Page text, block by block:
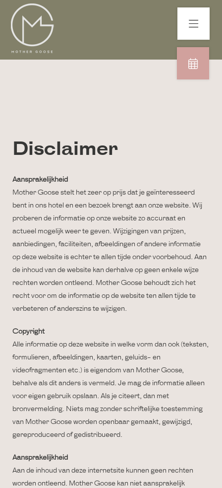
Disclaimer
Aansprakelijkheid
Mother Goose stelt het zeer op prijs dat je geïnteresseerd
bent in ons hotel en een bezoek brengt aan onze website. Wij
proberen de informatie op onze website zo accuraat en
actueel mogelijk weer te geven. Wijzigingen van prijzen,
aanbiedingen, faciliteiten, afbeeldingen of andere informatie
op deze website is echter te allen tijde onder voorbehoud. Aan
de inhoud van de website kan derhalve op geen enkele wijze
rechten worden ontleend. Mother Goose behoudt zich het
recht voor om de informatie op de website ten allen tijde te
verbeteren of anderszins te wijzigen.
Copyright
Alle informatie op deze website in welke vorm dan ook (teksten,
formulieren, afbeeldingen, kaarten, geluids- en
videofragmenten etc.) is eigendom van Mother Goose,
behalve als dit anders is vermeld. Je mag de informatie alleen
voor eigen gebruik opslaan. Als je citeert, dan met
bronvermelding. Niets mag zonder schriftelijke toestemming
van Mother Goose worden openbaar gemaakt, gewijzigd,
gereproduceerd of gedistribueerd.
Aansprakelijkheid
Aan de inhoud van deze internetsite kunnen geen rechten
worden ontleend. Mother Goose kan niet aansprakelijk